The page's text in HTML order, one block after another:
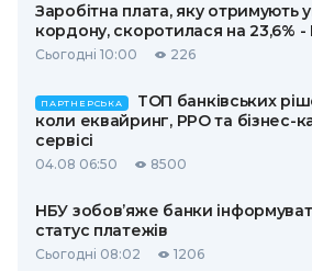
Заробітна плата, яку отримують
кордону, скоротилася на 23,6%
Сьогодні 10:00 226
ПАРТНЕРСЬКА
ТОП банківських
коли еквайринг, РРО та бізнес-
сервісі
04.08 06:50 8500
НБУ зобов’яже банки
статус платежів
Сьогодні 08:02 1206